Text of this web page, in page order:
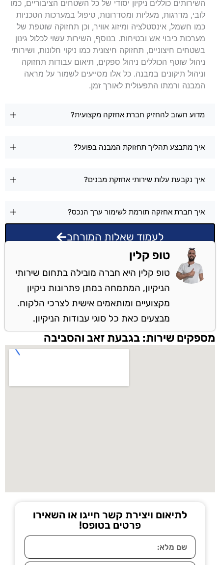
השירותים כוללים ניקיון יסודי של כל השטחים הציבוריים, כמו
לובי, מדרגות, מעליות ומסדרונות, טיפול במערכות הטכניות
כמו חשמל, אינסטלציה ומיזוג אוויר, וכן תחזוקה שוטפת של
מערכות כיבוי אש ובטיחות. בנוסף, השירות עשוי לכלול גינון
בשטחים חיצוניים, תחזוקה חיצונית כמו ניקוי חלונות, ושירותי
ניהול שוטף הכוללים ניהול ספקים, תיאום עבודות תחזוקה
וניהול תיקונים במבנה. כל אלו מסייעים לשמור על מראה
המבנה ורמתו התפעולית לאורך זמן.
מדוע חשוב להחזיק חברת אחזקה מקצועית?
איך מתבצע תהליך תחזוקת המבנה בפועל?
איך נקבעת עלות שירותי אחזקת מבנים?
איך חברת אחזקה תורמת לשימור ערך הנכס?
לעמוד שאלות המורחב
טופ קלין
טופ קלין היא חברה מובילה בתחום שירותי
הניקיון, המתמחה במתן פתרונות ניקיון
מקצועיים ומותאמים אישית לצרכי הלקוח.
מבצעים כאת כל סוגי עבודות הניקיון.
מספקים שירות: בגבעת זאב והסביבה
לתיאום ויצירת קשר חייגו או השאירו
פרטים בטופס!